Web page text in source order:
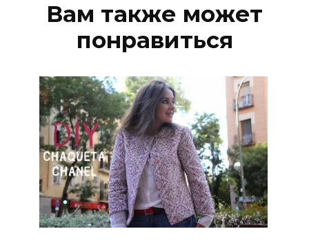
Вам также может
понравиться